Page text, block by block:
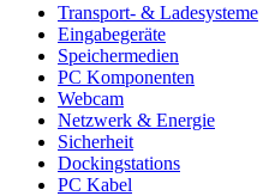
Transport- & Ladesysteme
Eingabegeräte
Speichermedien
PC Komponenten
Webcam
Netzwerk & Energie
Sicherheit
Dockingstations
PC Kabel